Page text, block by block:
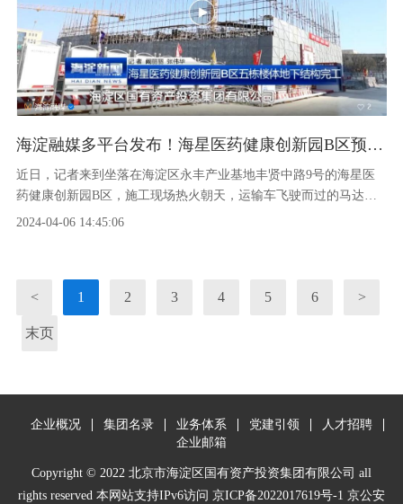
海淀融媒多平台发布！海星医药健康创新园B区预计年底竣工
近日，记者来到坐落在海淀区永丰产业基地丰贤中路9号的海星医
药健康创新园B区，施工现场热火朝天，运输车飞驶而过的马达声
和施工人员的指挥哨声不绝于耳……据了解，海星医药健康创新园
2024-04-06 14:45:06
< 1 2 3 4 5 6 >
末页
企业概况 集团名录 业务体系 党建引领
人才招聘
企业邮箱
Copyright © 2022 北京市海淀区国有资产投资集团有限公司 all
rights reserved 本网站支持IPv6访问 京ICP备2022017619号-1 京公安